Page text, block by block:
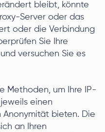
bleibt, könnte
Server oder das
oder die Verbindung
Sie Ihre
versuchen Sie es
Methoden, um Ihre IP-
einen
Anonymität bieten. Die
an Ihren